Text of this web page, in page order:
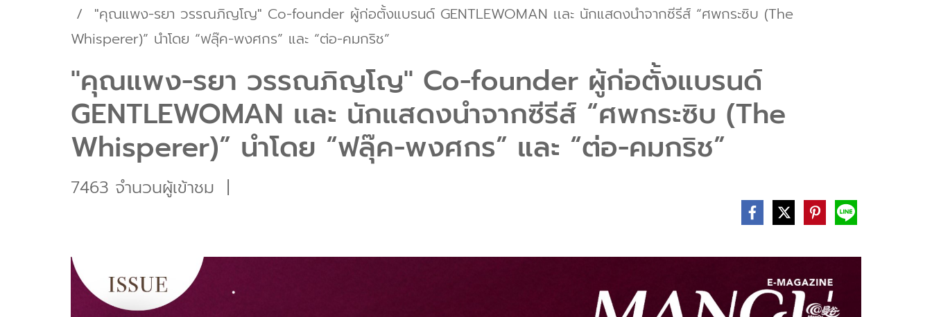
"คุณแพง-รยา วรรณภิญโญ" Co-founder ผู้ก่อตั้งแบรนด์ GENTLEWOMAN เเละ นักแสดงนำจากซีรีส์ “ศพกระซิบ (The
Whisperer)” นำโดย “ฟลุ๊ค-พงศกร” และ “ต่อ-คมกริช”
"คุณแพง-รยา วรรณภิญโญ" Co-founder ผู้ก่อตั้งแบรนด์
GENTLEWOMAN เเละ นักแสดงนำจากซีรีส์ “ศพกระซิบ (The
Whisperer)” นำโดย “ฟลุ๊ค-พงศกร” และ “ต่อ-คมกริช”
7463 จำนวนผู้เข้าชม |